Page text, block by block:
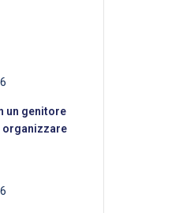
un genitore
organizzare